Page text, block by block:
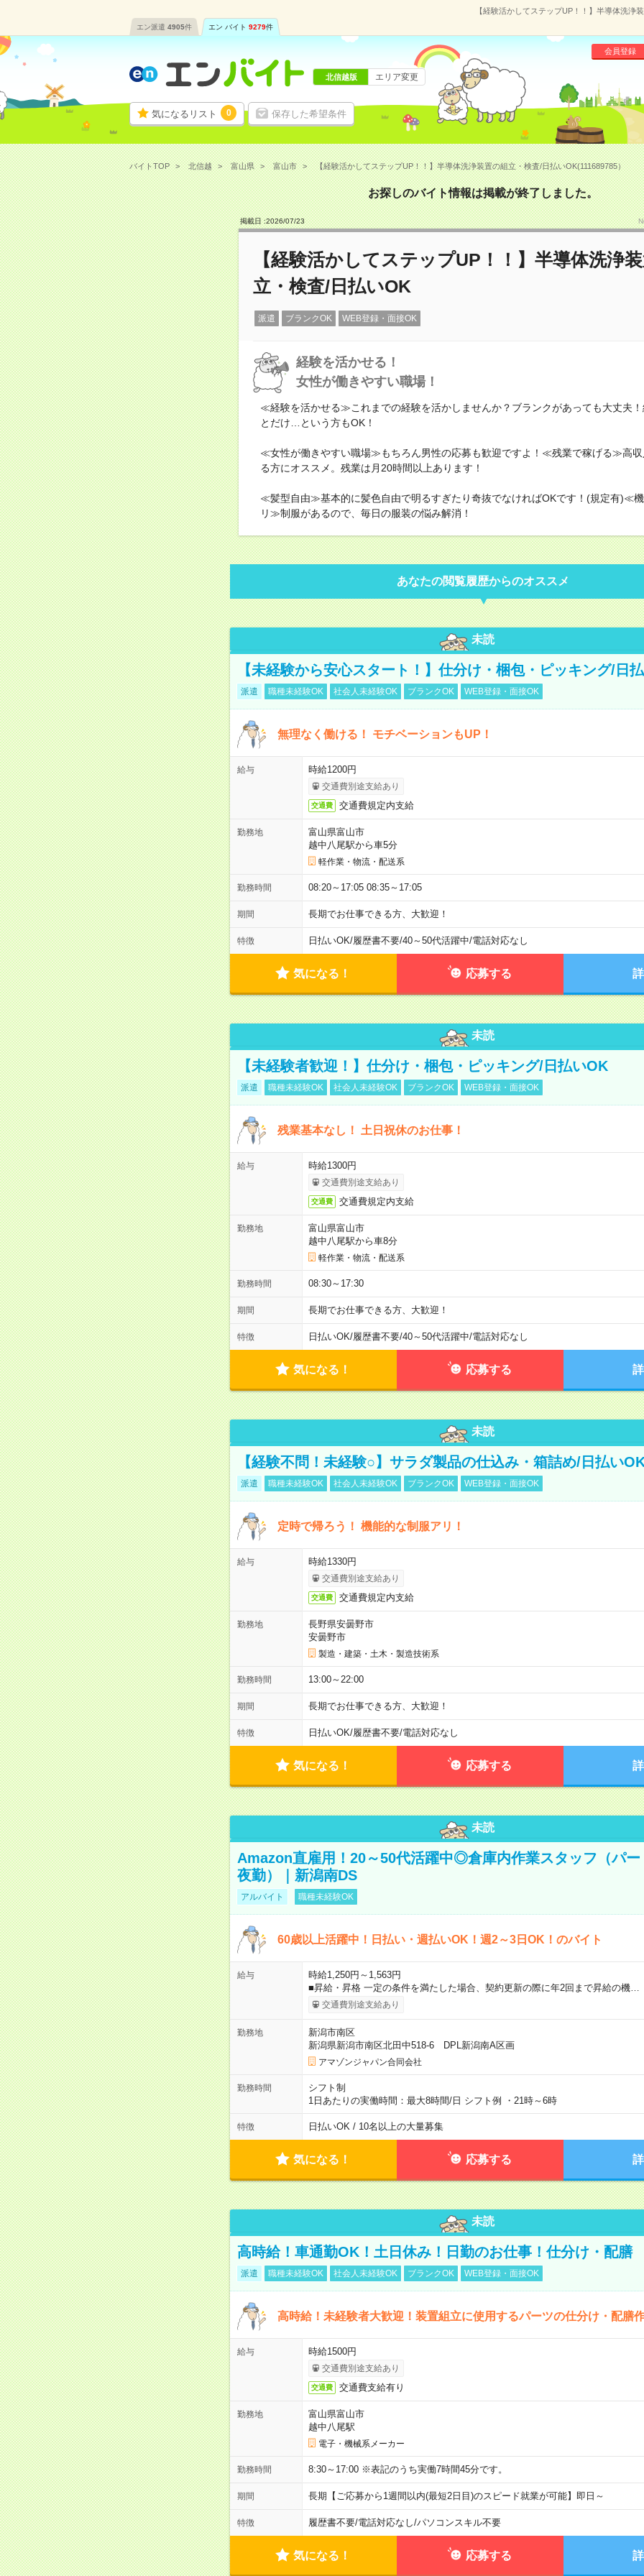
【経験活かしてステップUP！！】半導体洗浄
エン派遣 4905件 エン バイト 9279件
気になるリスト 0 保存した希望条件
会員登録
北信越版 エリア変更
バイトTOP 北信越 富山県 富山市 【経験活かしてステップUP！！】半導体洗浄装置の組立・検査/日払いOK(111689785）
お探しのバイト情報は掲載が終了しました。
掲載日 :2026/07/23
【経験活かしてステップUP！！】半導体洗浄
立・検査/日払いOK
派遣 ブランクOK WEB登録・面接OK
経験を活かせる！
女性が働きやすい職場！
≪経験を活かせる≫これまでの経験を活かしませんか？ブランクがあっても大丈夫
とだけ…という方もOK！
≪女性が働きやすい職場≫もちろん男性の応募も歓迎ですよ！≪残業で稼げる≫高収
る方にオススメ。残業は月20時間以上あります！
≪髪型自由≫基本的に髪色自由で明るすぎたり奇抜でなければOKです！(規定有)≪
リ≫制服があるので、毎日の服装の悩み解消！
あなたの閲覧履歴からのオススメ
未読
【未経験から安心スタート！】仕分け・梱包・ピッキング/日
派遣 職種未経験OK 社会人未経験OK ブランクOK WEB登録・面接OK
無理なく働ける！ モチベーションもUP！
給与 時給1200円
交通費別途支給あり
交通費 交通費規定内支給
勤務地
富山県富山市
越中八尾駅から車5分
軽作業・物流・配送系
勤務時間 08:20～17:05 08:35～17:05
期間 長期でお仕事できる方、大歓迎！
特徴 日払いOK/履歴書不要/40～50代活躍中/電話対応なし
気になる！ 応募する
未読
【未経験者歓迎！】仕分け・梱包・ピッキング/日払いOK
派遣 職種未経験OK 社会人未経験OK ブランクOK WEB登録・面接OK
残業基本なし！ 土日祝休のお仕事！
給与 時給1300円
交通費別途支給あり
交通費 交通費規定内支給
勤務地
富山県富山市
越中八尾駅から車8分
軽作業・物流・配送系
勤務時間 08:30～17:30
期間 長期でお仕事できる方、大歓迎！
特徴 日払いOK/履歴書不要/40～50代活躍中/電話対応なし
気になる！ 応募する
未読
【経験不問！未経験○】サラダ製品の仕込み・箱詰め/日払い
派遣 職種未経験OK 社会人未経験OK ブランクOK WEB登録・面接OK
定時で帰ろう！ 機能的な制服アリ！
給与 時給1330円
交通費別途支給あり
交通費 交通費規定内支給
勤務地
長野県安曇野市
安曇野市
製造・建築・土木・製造技術系
勤務時間 13:00～22:00
期間 長期でお仕事できる方、大歓迎！
特徴 日払いOK/履歴書不要/電話対応なし
気になる！ 応募する
未読
Amazon直雇用！20～50代活躍中◎倉庫内作業スタッフ（パー
夜勤）｜新潟南DS
アルバイト 職種未経験OK
60歳以上活躍中！日払い・週払いOK！週2～3日OK！のバイト
給与
時給1,250円～1,563円
■昇給・昇格 一定の条件を満たした場合、契約更新の際に年2回まで昇給の機…
交通費別途支給あり
勤務地
新潟市南区
新潟県新潟市南区北田中518-6 DPL新潟南A区画
アマゾンジャパン合同会社
勤務時間
シフト制
1日あたりの実働時間：最大8時間/日 シフト例 ・21時～6時
特徴 日払いOK / 10名以上の大量募集
気になる！ 応募する
未読
高時給！車通勤OK！土日休み！日勤のお仕事！仕分け・配膳
派遣 職種未経験OK 社会人未経験OK ブランクOK WEB登録・面接OK
高時給！未経験者大歓迎！装置組立に使用するパーツの仕分け・配膳
給与 時給1500円
交通費別途支給あり
交通費 交通費支給有り
勤務地
富山県富山市
越中八尾駅
電子・機械系メーカー
勤務時間 8:30～17:00 ※表記のうち実働7時間45分です。
期間 長期【ご応募から1週間以内(最短2日目)のスピード就業が可能】即日～
特徴 履歴書不要/電話対応なし/パソコンスキル不要
気になる！ 応募する